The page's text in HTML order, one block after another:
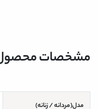
مشخصات محصول
مدل(مردانه / زنانه)